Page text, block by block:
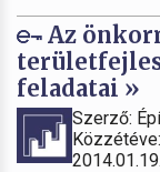
Az
feladatai »
Szerző: